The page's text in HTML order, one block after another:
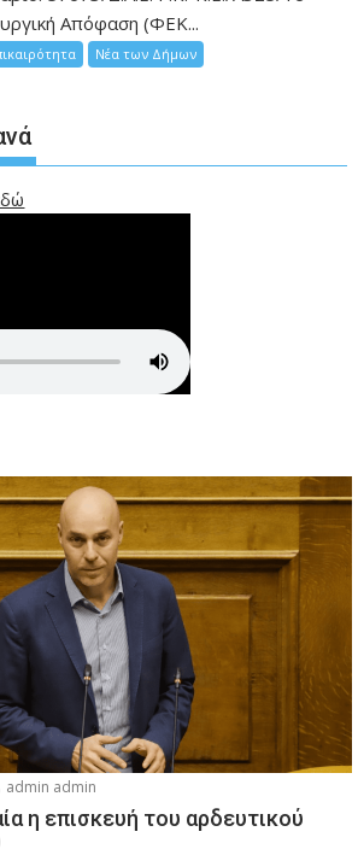
Απόφαση (ΦΕΚ...
Νέα των Δήμων
admin admin
η επισκευή του αρδευτικού